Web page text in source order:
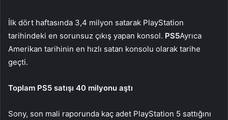
İlk dört haftasında 3,4 milyon satarak PlayStation
tarihindeki en sorunsuz çıkış yapan konsol. PS5Ayrıca
Amerikan tarihinin en hızlı satan konsolu olarak tarihe
geçti.
Toplam PS5 satışı 40 milyonu aştı
Sony, son mali raporunda kaç adet PlayStation 5 sattığını